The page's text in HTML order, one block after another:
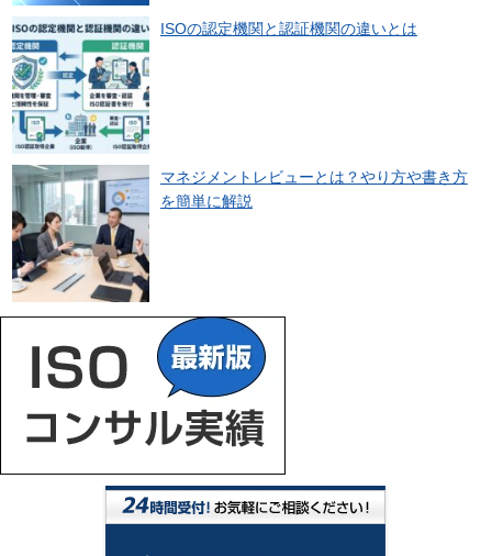
ISOの認定機関と認証機関の違いとは
マネジメントレビューとは？やり方や書き方
を簡単に解説